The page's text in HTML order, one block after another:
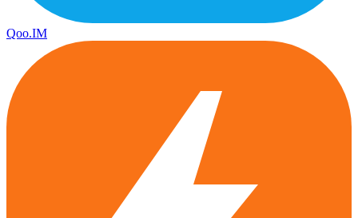
Qoo.IM